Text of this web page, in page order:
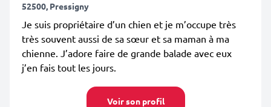
52500, Pressigny
Je suis propriétaire d’un chien et je m’occupe très
très souvent aussi de sa sœur et sa maman à ma
chienne. J’adore faire de grande balade avec eux
j’en fais tout les jours.
Voir son profil